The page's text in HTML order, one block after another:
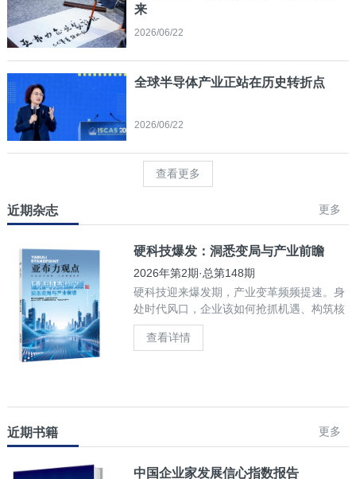
来
2026/06/22
全球半导体产业正站在历史转折点
2026/06/22
查看更多
近期杂志 更多
硬科技爆发：洞悉变局与产业前瞻
2026年第2期·总第148期
硬科技迎来爆发期，产业变革频频提速。身
处时代风口，企业该如何抢抓机遇、构筑核
心竞争力？
查看详情
近期书籍 更多
中国企业家发展信心指数报告